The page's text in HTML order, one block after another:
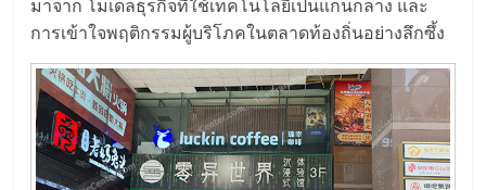
และ
ขยาย
สา
มาจาก โมเดลธุรกิจที่ใช้เทคโนโลยีเป็นแกนกลาง และ
การเข้าใจพฤติกรรมผู้บริโภคในตลาดท้องถิ่นอย่างลึกซึ้ง